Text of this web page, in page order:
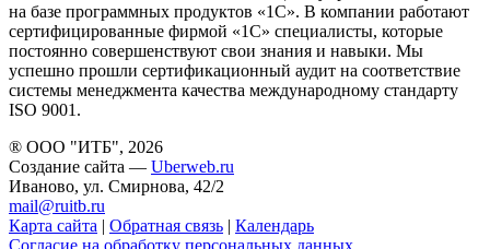
на базе программных продуктов «1С». В компании работают
сертифицированные фирмой «1С» специалисты, которые
постоянно совершенствуют свои знания и навыки. Мы
успешно прошли сертификационный аудит на соответствие
системы менеджмента качества международному стандарту
ISO 9001.
® ООО "ИТБ", 2026
Создание сайта — Uberweb.ru
Иваново, ул. Смирнова, 42/2
mail@ruitb.ru
Карта сайта
Обратная связь
Календарь